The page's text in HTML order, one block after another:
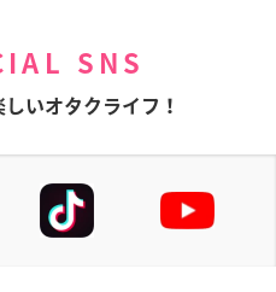
SNS
いオタクライフ！